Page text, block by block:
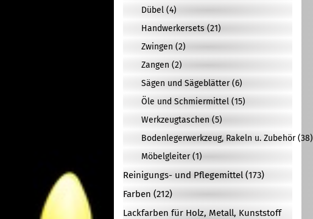
Dübel (4)
Handwerkersets (21)
Zwingen (2)
Zangen (2)
Sägen und Sägeblätter (6)
Öle und Schmiermittel (15)
Werkzeugtaschen (5)
Bodenlegerwerkzeug, Rakeln u. Zubehör (38)
Möbelgleiter (1)
Reinigungs- und Pflegemittel (173)
Farben (212)
Lackfarben für Holz, Metall, Kunststoff